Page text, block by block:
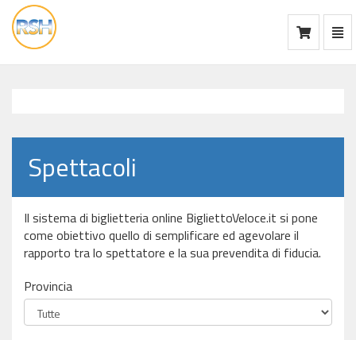
vai
alla
Spettacoli
Il sistema di biglietteria online BigliettoVeloce.it si pone
come obiettivo quello di semplificare ed agevolare il
rapporto tra lo spettatore e la sua prevendita di fiducia.
Provincia